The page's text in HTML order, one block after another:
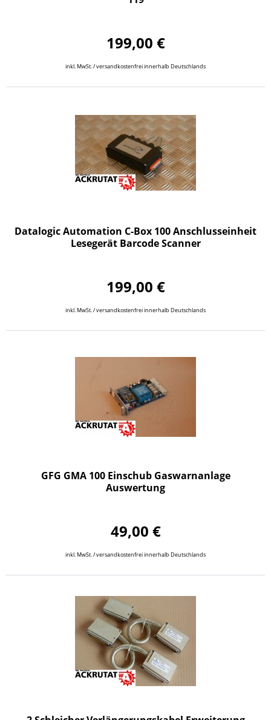
199,00 €
inkl. MwSt. / versandkostenfrei innerhalb Deutschlands
Datalogic Automation C-Box 100 Anschlusseinheit
Lesegerät Barcode Scanner
199,00 €
inkl. MwSt. / versandkostenfrei innerhalb Deutschlands
GFG GMA 100 Einschub Gaswarnanlage
Auswertung
49,00 €
inkl. MwSt. / versandkostenfrei innerhalb Deutschlands